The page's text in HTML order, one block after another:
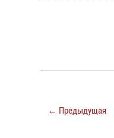
← Предыдущая